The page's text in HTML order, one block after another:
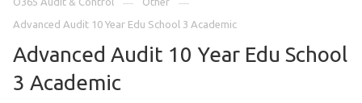
Advanced Audit 10 Year Edu School 3 Academic
Advanced Audit 10 Year Edu School
3 Academic